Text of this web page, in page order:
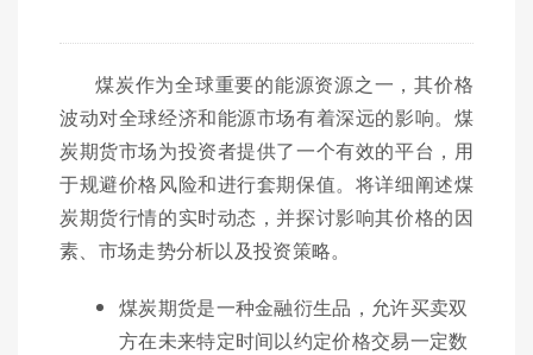
煤炭作为全球重要的能源资源之一，其价格
波动对全球经济和能源市场有着深远的影响。煤
炭期货市场为投资者提供了一个有效的平台，用
于规避价格风险和进行套期保值。将详细阐述煤
炭期货行情的实时动态，并探讨影响其价格的因
素、市场走势分析以及投资策略。
煤炭期货是一种金融衍生品，允许买卖双
方在未来特定时间以约定价格交易一定数